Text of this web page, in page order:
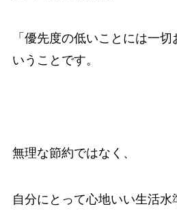
「優先度の低いことには一
いうことです。
無理な節約ではなく、
自分にとって心地いい生活